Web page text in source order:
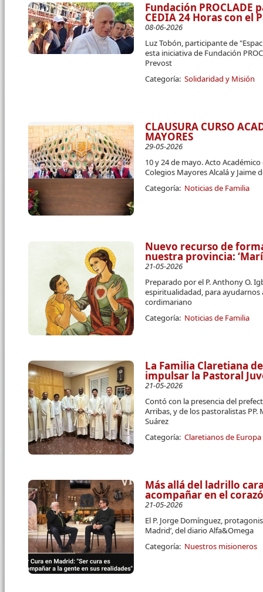
Fundación
CEDIA 24 Horas con el
08-06-2026
Luz Tobón, participante de
esta iniciativa de Fundación
Prevost
Categoría: Solidaridad y Misión
CLAUSURA CURSO
MAYORES
29-05-2026
10 y 24 de mayo. Acto
Colegios Mayores Alcalá y Jaime
Categoría: Noticias de Familia
Nuevo recurso de
nuestra provincia:
21-05-2026
Preparado por el P. Anthony O.
espiritualidadad, para
cordimariano
Categoría: Noticias de Familia
La Familia Claretiana
impulsar la Pastoral
21-05-2026
Contó con la presencia del
Arribas, y de los pastoralistas
Suárez
Categoría: Claretianos de Europa
Más allá del ladrillo
acompañar en el
21-05-2026
El P. Jorge Domínguez,
Madrid’, del diario Alfa&Omega
Categoría: Nuestros misioneros